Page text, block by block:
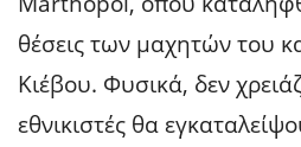
θέσεις των μαχητών του
Κιέβου. Φυσικά, δεν
εθνικιστές θα